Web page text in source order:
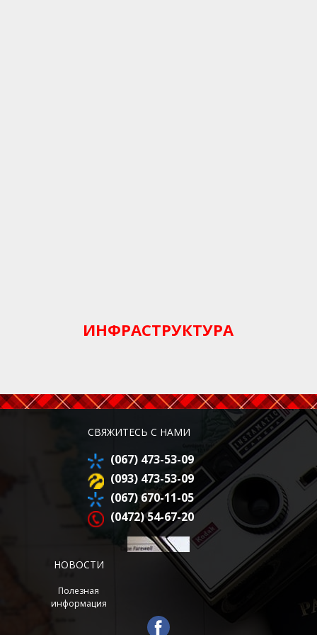
ИНФРАСТРУКТУРА
СВЯЖИТЕСЬ С НАМИ
(067) 473-53-09
(093) 473-53-09
(067) 670-11-05
(0472) 54-67-20
НОВОСТИ
Полезная
информация